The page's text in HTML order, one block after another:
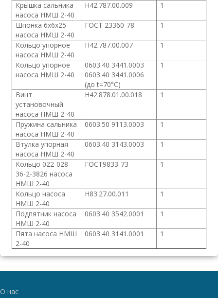
Крышка сальника
насоса НМШ 2-40
Н42.787.00.009 1
Шпонка 6х6х25
насоса НМШ 2-40
ГОСТ 23360-78 1
Кольцо упорное
насоса НМШ 2-40
Н42.787.00.007 1
Кольцо упорное
насоса НМШ 2-40
0603.40 3441.0003
0603.40 3441.0006
(до t=70°С)
1
Винт
установочный
насоса НМШ 2-40
Н42.878.01.00.018 1
Пружина сальника
насоса НМШ 2-40
0603.50 9113.0003 1
Втулка упорная
насоса НМШ 2-40
0603.40 3143.0003 1
Кольцо 022-028-
36-2-3826 насоса
НМШ 2-40
ГОСТ9833-73 1
Кольцо насоса
НМШ 2-40
Н83.27.00.011 1
Подпятник насоса
НМШ 2-40
0603.40 3542.0001 1
Пята насоса НМШ
2-40
0603.40 3141.0001 1
О нас